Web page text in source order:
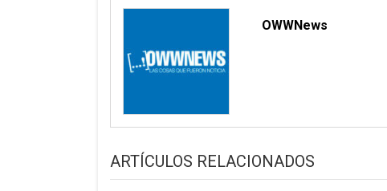
OWWNews
ARTÍCULOS RELACIONADOS